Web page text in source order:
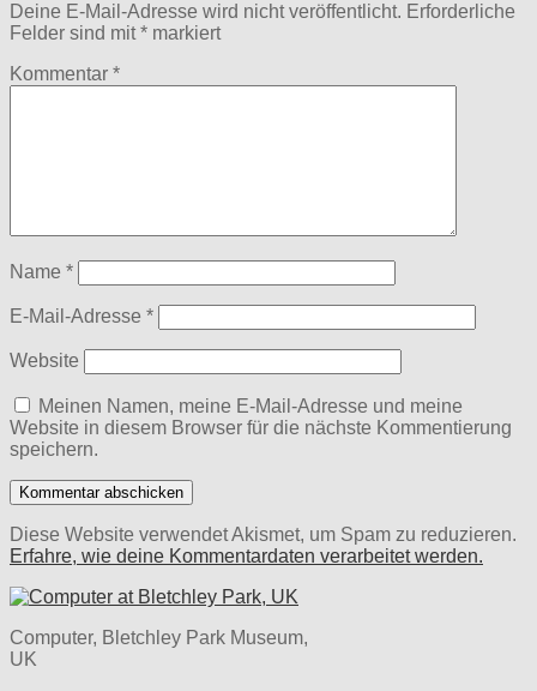
Deine E-Mail-Adresse wird nicht veröffentlicht. Erforderliche
Felder sind mit* markiert
Kommentar *
Name *
E-Mail-Adresse *
Website
Meinen Namen, meine E-Mail-Adresse und meine
Website in diesem Browser für die nächste Kommentierung
speichern.
Diese Website verwendet Akismet, um Spam zu reduzieren.
Erfahre, wie deine Kommentardaten verarbeitet werden.
Computer, Bletchley Park Museum,
UK